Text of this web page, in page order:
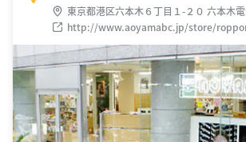
東京都港区六本木６丁目１-２０ 六本木
http://www.aoyamabc.jp/store/